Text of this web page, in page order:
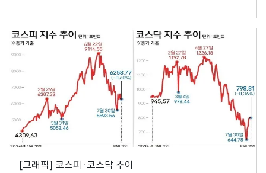
[그래픽] 코스피·코스닥 추이